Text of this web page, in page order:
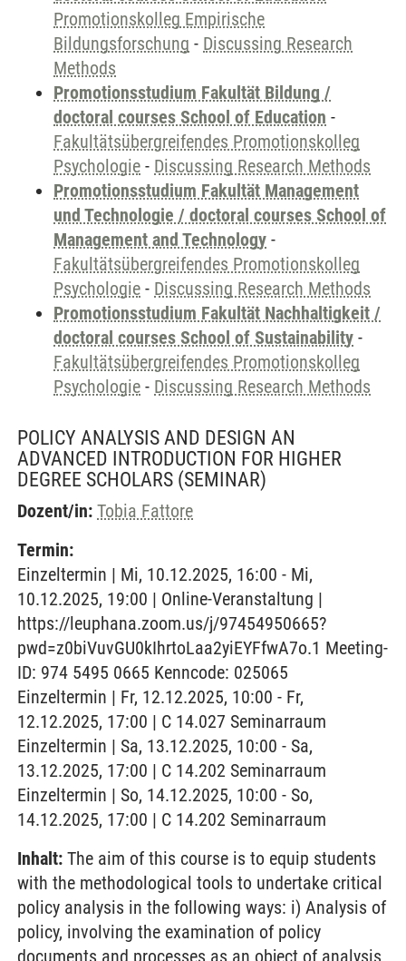
Promotionskolleg Empirische
Bildungsforschung - Discussing Research
Methods
Promotionsstudium Fakultät Bildung /
doctoral courses School of Education -
Fakultätsübergreifendes Promotionskolleg
Psychologie - Discussing Research Methods
Promotionsstudium Fakultät Management
und Technologie / doctoral courses School of
Management and Technology -
Fakultätsübergreifendes Promotionskolleg
Psychologie - Discussing Research Methods
Promotionsstudium Fakultät Nachhaltigkeit /
doctoral courses School of Sustainability -
Fakultätsübergreifendes Promotionskolleg
Psychologie - Discussing Research Methods
POLICY ANALYSIS AND DESIGN AN
ADVANCED INTRODUCTION FOR HIGHER
DEGREE SCHOLARS (SEMINAR)
Dozent/in: Tobia Fattore
Termin:
Einzeltermin | Mi, 10.12.2025, 16:00 - Mi,
10.12.2025, 19:00 | Online-Veranstaltung |
https://leuphana.zoom.us/j/97454950665?
pwd=z0biVuvGU0kIhrtoLaa2yiEYFfwA7o.1 Meeting-
ID: 974 5495 0665 Kenncode: 025065
Einzeltermin | Fr, 12.12.2025, 10:00 - Fr,
12.12.2025, 17:00 | C 14.027 Seminarraum
Einzeltermin | Sa, 13.12.2025, 10:00 - Sa,
13.12.2025, 17:00 | C 14.202 Seminarraum
Einzeltermin | So, 14.12.2025, 10:00 - So,
14.12.2025, 17:00 | C 14.202 Seminarraum
Inhalt: The aim of this course is to equip students
with the methodological tools to undertake critical
policy analysis in the following ways: i) Analysis of
policy, involving the examination of policy
documents and processes as an object of analysis